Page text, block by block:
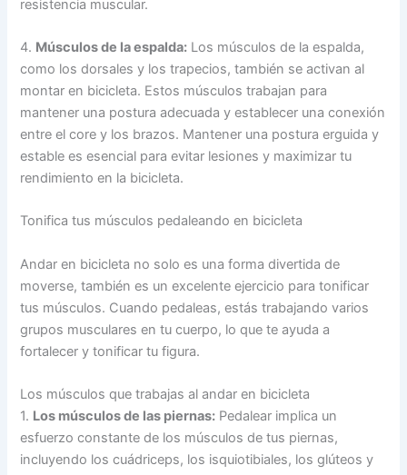
resistencia muscular.
4. Músculos de la espalda: Los músculos de la espalda,
como los dorsales y los trapecios, también se activan al
montar en bicicleta. Estos músculos trabajan para
mantener una postura adecuada y establecer una conexión
entre el core y los brazos. Mantener una postura erguida y
estable es esencial para evitar lesiones y maximizar tu
rendimiento en la bicicleta.
Tonifica tus músculos pedaleando en bicicleta
Andar en bicicleta no solo es una forma divertida de
moverse, también es un excelente ejercicio para tonificar
tus músculos. Cuando pedaleas, estás trabajando varios
grupos musculares en tu cuerpo, lo que te ayuda a
fortalecer y tonificar tu figura.
Los músculos que trabajas al andar en bicicleta
1. Los músculos de las piernas: Pedalear implica un
esfuerzo constante de los músculos de tus piernas,
incluyendo los cuádriceps, los isquiotibiales, los glúteos y